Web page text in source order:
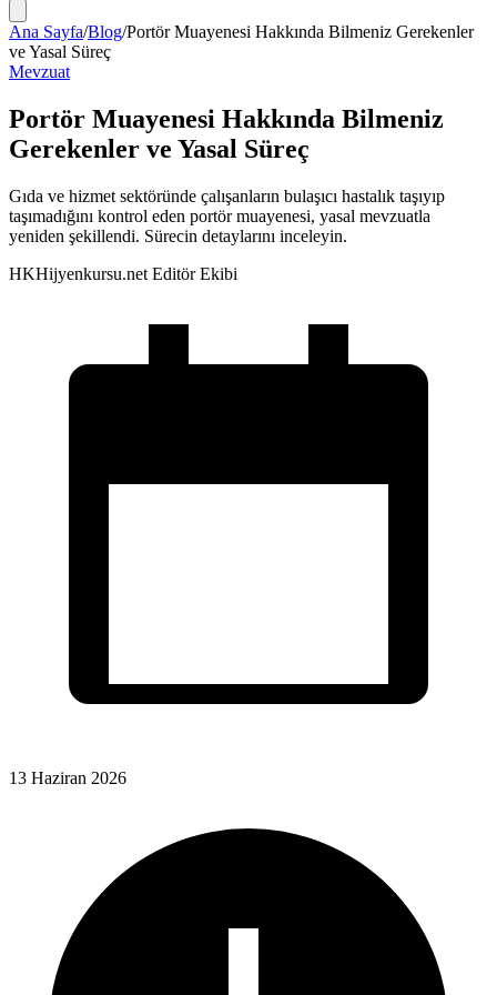
Ana Sayfa/Blog/Portör Muayenesi Hakkında Bilmeniz Gerekenler
ve Yasal Süreç
Mevzuat
Portör Muayenesi Hakkında Bilmeniz
Gerekenler ve Yasal Süreç
Gıda ve hizmet sektöründe çalışanların bulaşıcı hastalık taşıyıp
taşımadığını kontrol eden portör muayenesi, yasal mevzuatla
yeniden şekillendi. Sürecin detaylarını inceleyin.
HKHijyenkursu.net Editör Ekibi
13 Haziran 2026